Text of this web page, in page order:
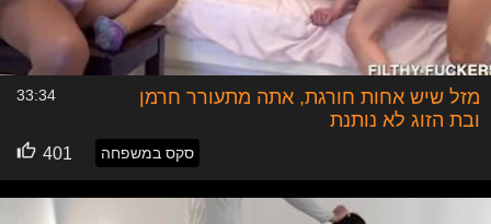
מזל שיש אחות חורגת, אתה מתעורר חרמן
ובת הזוג לא נותנת
33:34
סקס במשפחה 401